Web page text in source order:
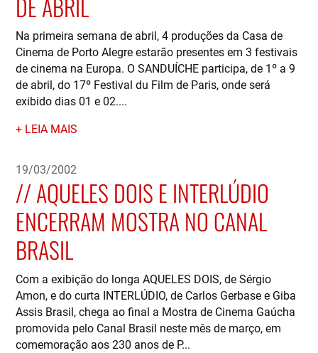
Na primeira semana de abril, 4 produções da Casa de
Cinema de Porto Alegre estarão presentes em 3 festivais
de cinema na Europa. O SANDUÍCHE participa, de 1º a 9
de abril, do 17º Festival du Film de Paris, onde será
exibido dias 01 e 02....
LEIA MAIS
19/03/2002
AQUELES DOIS E INTERLÚDIO
ENCERRAM MOSTRA NO CANAL
BRASIL
Com a exibição do longa AQUELES DOIS, de Sérgio
Amon, e do curta INTERLÚDIO, de Carlos Gerbase e Giba
Assis Brasil, chega ao final a Mostra de Cinema Gaúcha
promovida pelo Canal Brasil neste mês de março, em
comemoração aos 230 anos de P...